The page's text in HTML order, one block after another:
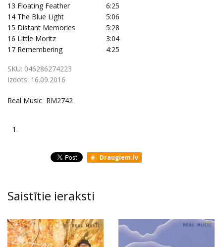
13 Floating Feather
6:25
14 The Blue Light
5:06
15 Distant Memories
5:28
16 Little Moritz
3:04
17 Remembering 4:25
SKU: 046286274223
Izdots: 16.09.2016
Real Music RM2742
1.
Draugiem.lv
Saistītie ieraksti